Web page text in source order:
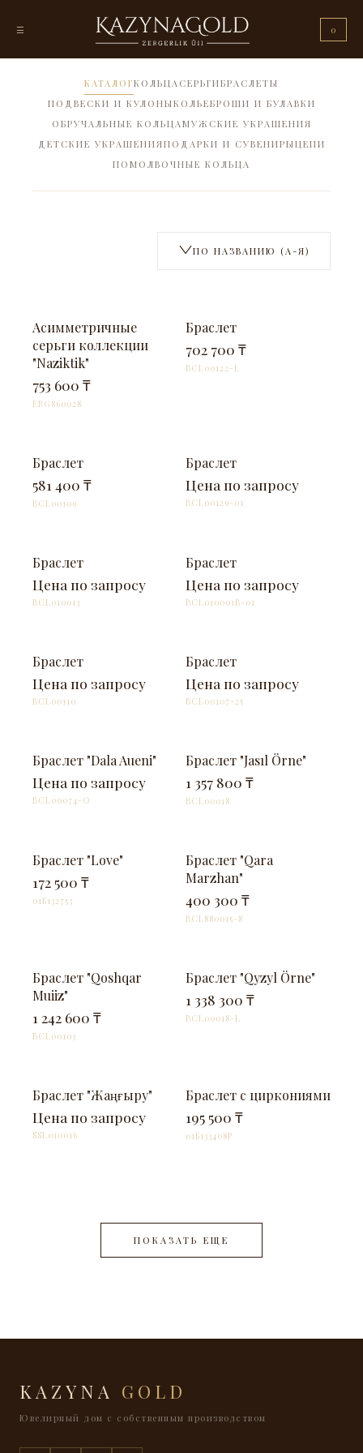
☰ 0
КАТАЛОГКОЛЬЦА СЕРЬГИБРАСЛЕТЫ
ПОДВЕСКИ И КУЛОНЫКОЛЬЕБРОШИ И БУЛАВКИ
ОБРУЧАЛЬНЫЕ КОЛЬЦАМУЖСКИЕ УКРАШЕНИЯ
ДЕТСКИЕ УКРАШЕНИЯПОДАРКИ И СУВЕНИРЫЦЕПИ
ПОМОЛВОЧНЫЕ КОЛЬЦА
ПО НАЗВАНИЮ (А-Я)
Асимметричные
серьги коллекции
"Naziktik"
753 600 ₸
ERG860028
Браслет
702 700 ₸
BCL00122-L
Браслет
581 400 ₸
BCL00109
Браслет
Цена по запросу
BCL00129-01
Браслет
Цена по запросу
BCL010013
Браслет
Цена по запросу
BCL010001B-01
Браслет
Цена по запросу
BCL00110
Браслет
Цена по запросу
BCL00107-25
НА ЗАКАЗ
Браслет "Dala Aueni"
Цена по запросу
BCL00074-O
В НАЛИЧИИ
Браслет "Jasıl Örne"
1 357 800 ₸
BCL00018
В НАЛИЧИИ
Браслет "Love"
172 500 ₸
01Б132753
В НАЛИЧИИ
Браслет "Qara
Marzhan"
400 300 ₸
BCL880015-8
В НАЛИЧИИ
Браслет "Qoshqar
Muiiz"
1 242 600 ₸
BCL00103
В НАЛИЧИИ
Браслет "Qyzyl Örne"
1 338 300 ₸
BCL00018-L
НА ЗАКАЗ
Браслет "Жаңғыру"
Цена по запросу
SSL010016
Браслет c циркониями
195 500 ₸
01Б133408P
ПОКАЗАТЬ ЕЩЕ
KAZYNA GOLD
Ювелирный дом с собственным производством